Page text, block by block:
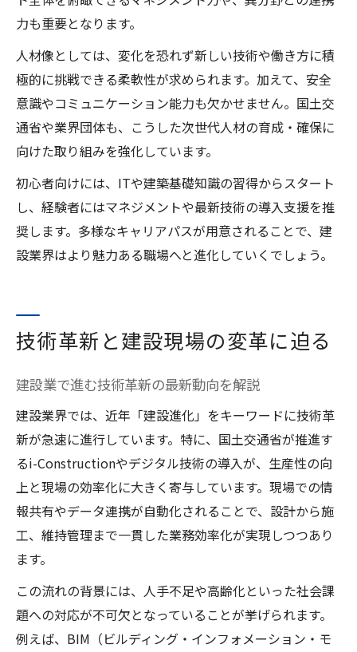
力も重要となります。
人材像としては、変化を恐れず新しい技術や働き方に積
極的に挑戦できる柔軟性が求められます。加えて、安全
意識やコミュニケーション能力も欠かせません。国土交
通省や業界団体も、こうした次世代人材の育成・確保に
向けた取り組みを強化しています。
初心者向けには、ITや建築基礎知識の習得からスタート
し、経験者にはマネジメントや最新技術の導入支援を推
奨します。多様なキャリアパスが用意されることで、建
設業界はより魅力ある職場へと進化していくでしょう。
技術革新と建設現場の変革に迫る
建設業で進む技術革新の最新動向を解説
建設業界では、近年「建設進化」をキーワードに技術革
新が急速に進行しています。特に、国土交通省が推進す
るi-Constructionやデジタル技術の導入が、生産性の向
上と現場の効率化に大きく寄与しています。現場での情
報共有やデータ連携が自動化されることで、設計から施
工、維持管理まで一貫した業務効率化が実現しつつあり
ます。
この流れの背景には、人手不足や高齢化といった社会課
題への対応が不可欠となっていることが挙げられます。
例えば、BIM（ビルディング・インフォメーション・モ